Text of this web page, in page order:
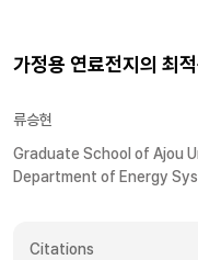
가정용 연료전지의 최
류승현
Graduate School of Ajou
Department of Energy
Citations